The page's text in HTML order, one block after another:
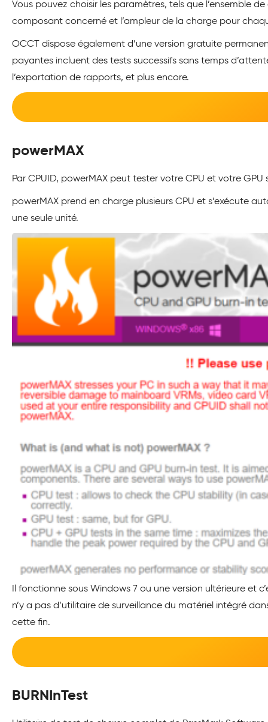
Vous pouvez choisir les paramètres, tels que l’ensemble
composant concerné et l’ampleur de la charge pour
OCCT dispose également d’une version gratuite
payantes incluent des tests successifs sans temps
l’exportation de rapports, et plus encore.
powerMAX
Par CPUID, powerMAX peut tester votre CPU et votre
powerMAX prend en charge plusieurs CPU et s’exécute
une seule unité.
Il fonctionne sous Windows 7 ou une version ultérieure et
n’y a pas d’utilitaire de surveillance du matériel intégré
cette fin.
BURNInTest